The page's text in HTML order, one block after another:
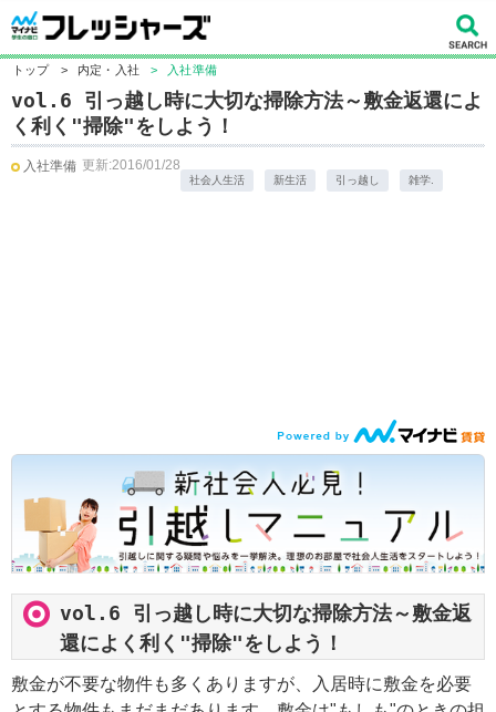
トップ > 内定・入社 > 入社準備
vol.6 引っ越し時に大切な掃除方法～敷金返還によ
く利く"掃除"をしよう！
入社準備 更新:2016/01/28
社会人生活 新生活 引っ越し 雑学.
vol.6 引っ越し時に大切な掃除方法～敷金返
還によく利く"掃除"をしよう！
敷金が不要な物件も多くありますが、入居時に敷金を必要